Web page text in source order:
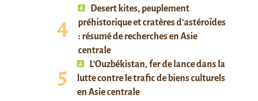
Desert kites, peuplement
préhistorique et cratères d’astéroïdes
: résumé de recherches en Asie
centrale
L’Ouzbékistan, fer de lance dans la
lutte contre le trafic de biens culturels
en Asie centrale